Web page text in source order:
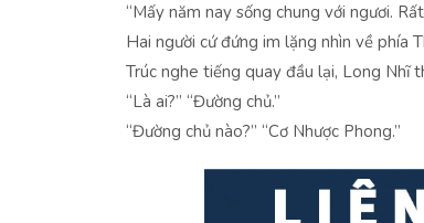
“Mấy năm nay sống chung với ngươi.
Hai người cứ đứng im lặng nhìn về phía
Trúc nghe tiếng quay đầu lại, Long Nhĩ
“Là ai?” “Đường chủ.”
“Đường chủ nào?” “Cơ Nhược Phong.”